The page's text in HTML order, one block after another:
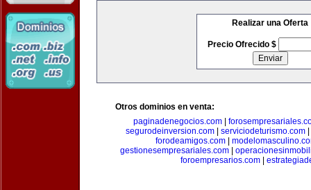
Realizar una Oferta
Precio Ofrecido $
Otros dominios en venta:
paginadenegocios.com
segurodeinversion.com| serviciodeturismo.com|
forodeamigos.com
gestionesempresariales.com
foroempresarios.com